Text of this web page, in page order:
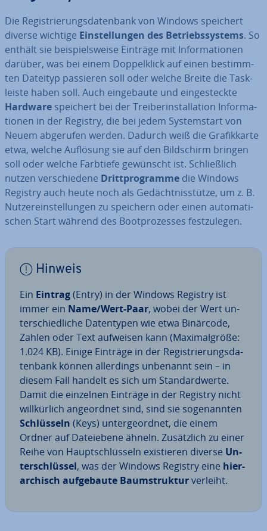
Die Re­gis­trie­rungs­da­ten­bank von Windows speichert
diverse wichtige Ein­stel­lun­gen des Be­triebs­sys­tems. So
enthält sie bei­spiels­wei­se Einträge mit In­for­ma­tio­nen
darüber, was bei einem Dop­pel­klick auf einen be­stimm­
ten Dateityp passieren soll oder welche Breite die Task­
leis­te haben soll. Auch ein­ge­bau­te und ein­ge­steck­te
Hardware speichert bei der Trei­ber­instal­la­ti­on In­for­ma­
tio­nen in der Registry, die bei jedem Sys­tem­start von
Neuem abgerufen werden. Dadurch weiß die Gra­fik­kar­te
etwa, welche Auflösung sie auf den Bild­schirm bringen
soll oder welche Farbtiefe gewünscht ist. Schließ­lich
nutzen ver­schie­de­ne Dritt­pro­gram­me die Windows
Registry auch heute noch als Ge­dächt­nis­stüt­ze, um z. B.
Nut­zer­ein­stel­lun­gen zu speichern oder einen au­to­ma­ti­
schen Start während des Boot­pro­zes­ses fest­zu­le­gen.
Hinweis
Ein Eintrag(Entry) in der Windows Registry ist
immer ein Name/Wert-Paar, wobei der Wert un­
ter­schied­li­che Da­ten­ty­pen wie etwa Binärcode,
Zahlen oder Text aufweisen kann (Ma­xi­mal­grö­ße:
1.024 KB). Einige Einträge in der Re­gis­trie­rungs­da­
ten­bank können al­ler­dings unbenannt sein – in
diesem Fall handelt es sich um Stan­dard­wer­te.
Damit die einzelnen Einträge in der Registry nicht
will­kür­lich an­ge­ord­net sind, sind sie so­ge­nann­ten
Schlüs­seln (Keys) un­ter­ge­ord­net, die einem
Ordner auf Da­tei­ebe­ne ähneln. Zu­sätz­lich zu einer
Reihe von Haupt­schlüs­seln exis­tie­ren diverse Un­
ter­schlüs­sel, was der Windows Registry eine hier­
ar­chisch auf­ge­bau­te Baum­struk­turverleiht.